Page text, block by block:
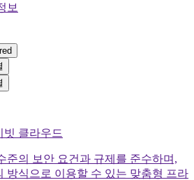
보
빗 클라우드
준의 보안 요건과 규제를 준수하며,
방식으로 이용할 수 있는 맞춤형 프라